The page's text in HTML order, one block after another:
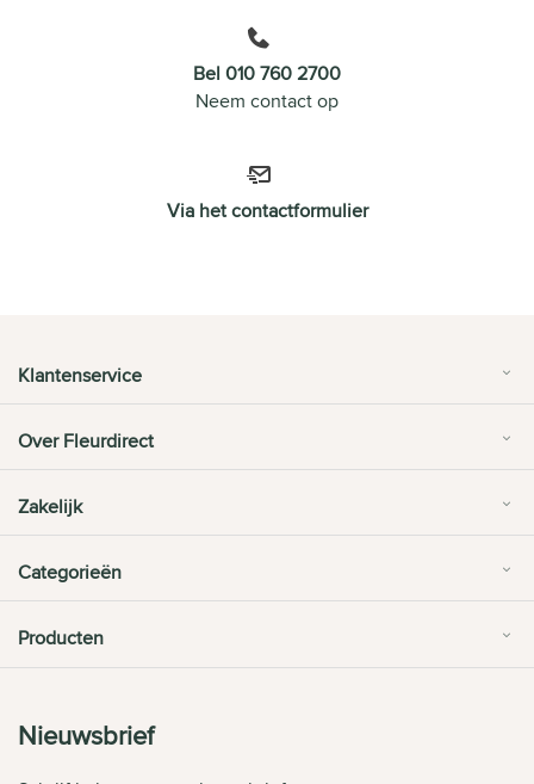
Bel 010 760 2700
Neem contact op
Via het contactformulier
Klantenservice
Over Fleurdirect
Zakelijk
Categorieën
Producten
Nieuwsbrief